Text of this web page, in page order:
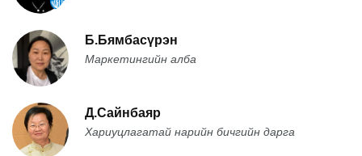
Б.Бямбасүрэн
Маркетингийн алба
Д.Сайнбаяр
Хариуцлагатай нарийн бичгийн дарга